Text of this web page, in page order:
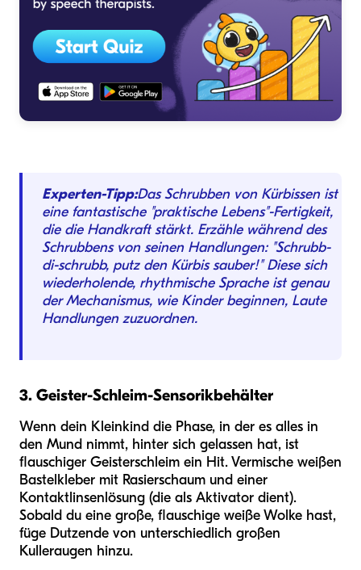
Experten-Tipp:Das Schrubben von Kürbissen ist
eine fantastische "praktische Lebens"-Fertigkeit,
die die Handkraft stärkt. Erzähle während des
Schrubbens von seinen Handlungen: "Schrubb-
di-schrubb, putz den Kürbis sauber!" Diese sich
wiederholende, rhythmische Sprache ist genau
der Mechanismus, wie Kinder beginnen, Laute
Handlungen zuzuordnen.
3. Geister-Schleim-Sensorikbehälter
Wenn dein Kleinkind die Phase, in der es alles in
den Mund nimmt, hinter sich gelassen hat, ist
flauschiger Geisterschleim ein Hit. Vermische weißen
Bastelkleber mit Rasierschaum und einer
Kontaktlinsenlösung (die als Aktivator dient).
Sobald du eine große, flauschige weiße Wolke hast,
füge Dutzende von unterschiedlich großen
Kulleraugen hinzu.